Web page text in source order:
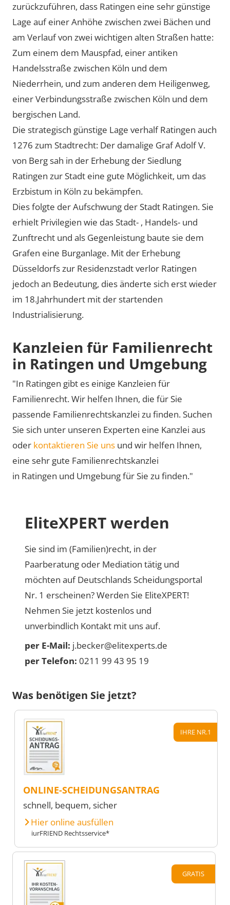
zurückzuführen, dass Ratingen eine sehr günstige
Lage auf einer Anhöhe zwischen zwei Bächen und
am Verlauf von zwei wichtigen alten Straßen hatte:
Zum einem dem Mauspfad, einer antiken
Handelsstraße zwischen Köln und dem
Niederrhein, und zum anderen dem Heiligenweg,
einer Verbindungsstraße zwischen Köln und dem
bergischen Land.
Die strategisch günstige Lage verhalf Ratingen auch
1276 zum Stadtrecht: Der damalige Graf Adolf V.
von Berg sah in der Erhebung der Siedlung
Ratingen zur Stadt eine gute Möglichkeit, um das
Erzbistum in Köln zu bekämpfen.
Dies folgte der Aufschwung der Stadt Ratingen. Sie
erhielt Privilegien wie das Stadt- , Handels- und
Zunftrecht und als Gegenleistung baute sie dem
Grafen eine Burganlage. Mit der Erhebung
Düsseldorfs zur Residenzstadt verlor Ratingen
jedoch an Bedeutung, dies änderte sich erst wieder
im 18.Jahrhundert mit der startenden
Industrialisierung.
Kanzleien für Familienrecht
in Ratingen und Umgebung
"In Ratingen gibt es einige Kanzleien für
Familienrecht. Wir helfen Ihnen, die für Sie
passende Familienrechtskanzlei zu finden. Suchen
Sie sich unter unseren Experten eine Kanzlei aus
oder kontaktieren Sie uns und wir helfen Ihnen,
eine sehr gute Familienrechtskanzlei
in Ratingen und Umgebung für Sie zu finden."
EliteXPERT werden
Sie sind im (Familien)recht, in der
Paarberatung oder Mediation tätig und
möchten auf Deutschlands Scheidungsportal
Nr. 1 erscheinen? Werden Sie EliteXPERT!
Nehmen Sie jetzt kostenlos und
unverbindlich Kontakt mit uns auf.
per E-Mail: j.becker@elitexperts.de
per Telefon: 0211 99 43 95 19
Was benötigen Sie jetzt?
IHRE NR.1
ONLINE-SCHEIDUNGSANTRAG
schnell, bequem, sicher
Hier online ausfüllen
iurFRIEND Rechtsservice*
GRATIS